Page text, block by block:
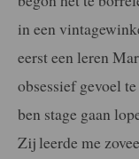
in een
eerst een leren
obsessief gevoel
ben stage gaan
Zij leerde me